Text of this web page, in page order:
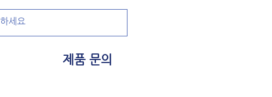
제품 문의